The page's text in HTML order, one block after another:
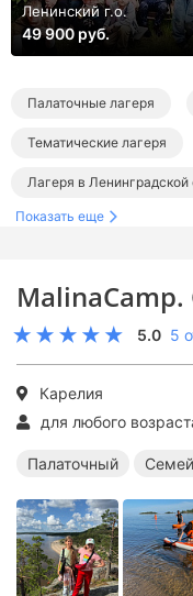
5.0 5
Карелия
для любого
Палаточный
Ленинский г.о.
49 900 руб.
Палаточные лагеря
Тематические лагеря
Лагеря в Ленинградской
Палаточные лагеря в
Тематические лагеря в
Летние лагеря в
Летние тематические
Показать еще